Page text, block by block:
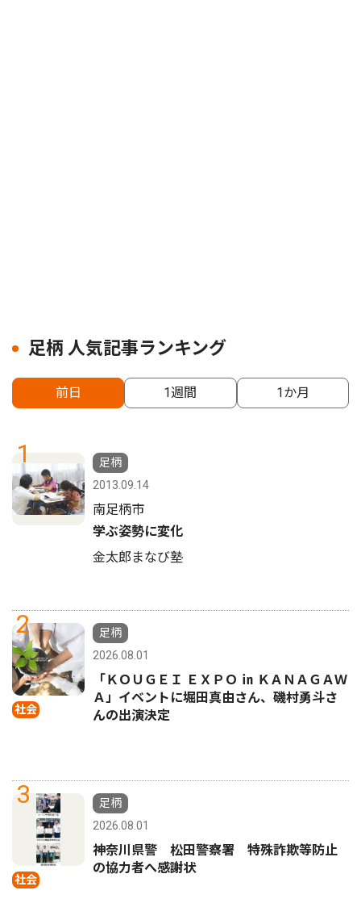
足柄 人気記事ランキング
前日 1週間 1か月
1
足柄
2013.09.14
南足柄市
学ぶ姿勢に変化
金太郎まなび塾
2
社会
足柄
2026.08.01
「ＫＯＵＧＥＩ ＥＸＰＯ ㏌ ＫＡＮＡＧＡＷ
Ａ」イベントに堀田真由さん、磯村勇斗さ
んの出演決定
3
社会
足柄
2026.08.01
神奈川県警 松田警察署 特殊詐欺等防止
の協力者へ感謝状